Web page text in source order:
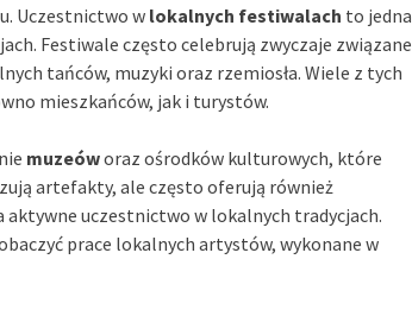
Uczestnictwo w lokalnych festiwalach to jedna
Festiwale często celebrują zwyczaje związane
tańców, muzyki oraz rzemiosła. Wiele z tych
mieszkańców, jak i turystów.
muzeóworaz ośrodków kulturowych, które
artefakty, ale często oferują również
uczestnictwo w lokalnych tradycjach.
prace lokalnych artystów, wykonane w